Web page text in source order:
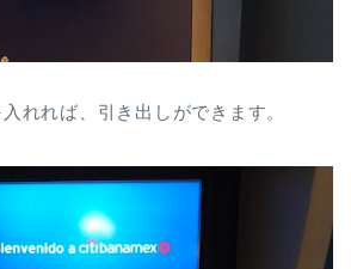
れれば、引き出しができます。